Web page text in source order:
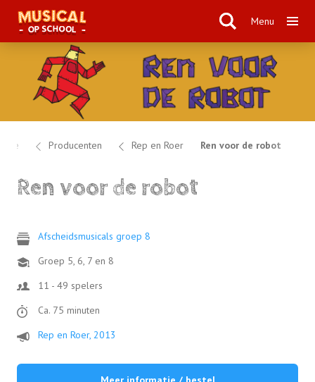
Menu
Producenten Rep en Roer Ren voor de robot
Ren voor de robot
Afscheidsmusicals groep 8
Groep 5, 6, 7 en 8
11 - 49 spelers
Ca. 75 minuten
Rep en Roer, 2013